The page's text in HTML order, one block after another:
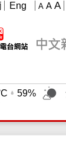
A A A
Eng
59%